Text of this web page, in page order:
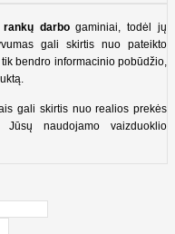
rankų darbogaminiai, todėl jų
gali skirtis nuo pateikto
bendro informacinio pobūdžio,
gali skirtis nuo realios prekės
naudojamo vaizduoklio